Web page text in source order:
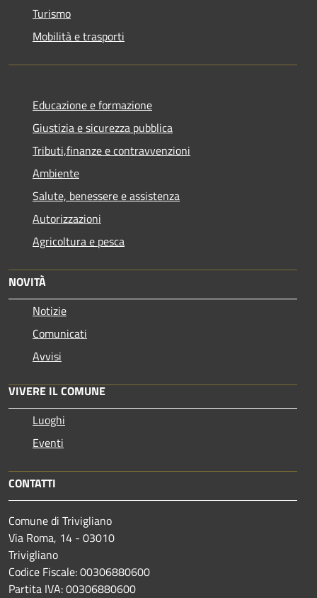
Turismo
Mobilità e trasporti
Educazione e formazione
Giustizia e sicurezza pubblica
Tributi,finanze e contravvenzioni
Ambiente
Salute, benessere e assistenza
Autorizzazioni
Agricoltura e pesca
NOVITÀ
Notizie
Comunicati
Avvisi
VIVERE IL COMUNE
Luoghi
Eventi
CONTATTI
Comune di Trivigliano
Via Roma, 14 - 03010
Trivigliano
Codice Fiscale: 00306880600
Partita IVA: 00306880600